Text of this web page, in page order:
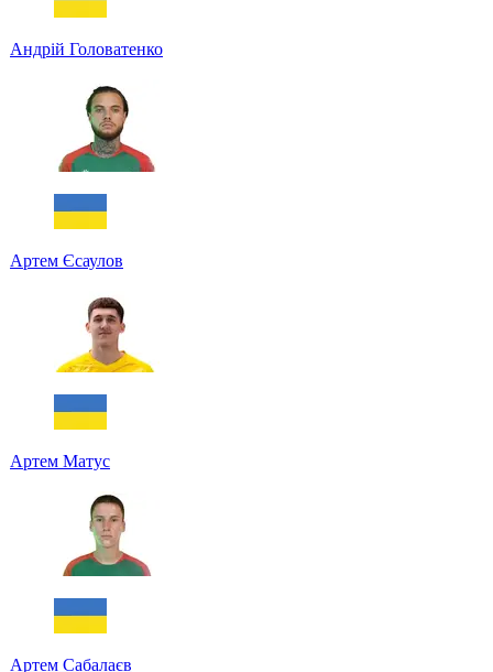
Андрій Головатенко
Артем Єсаулов
Артем Матус
Артем Сабалаєв